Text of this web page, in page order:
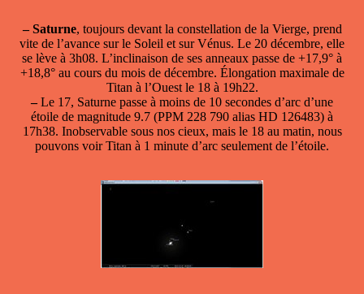
– Saturne, toujours devant la constellation de la Vierge, prend
vite de l’avance sur le Soleil et sur Vénus. Le 20 décembre, elle
se lève à 3h08. L’inclinaison de ses anneaux passe de +17,9° à
+18,8° au cours du mois de décembre. Élongation maximale de
Titan à l’Ouest le 18 à 19h22.
–Le 17, Saturne passe à moins de 10 secondes d’arc d’une
étoile de magnitude 9.7 (PPM 228 790 alias HD 126483) à
17h38. Inobservable sous nos cieux, mais le 18 au matin, nous
pouvons voir Titan à 1 minute d’arc seulement de l’étoile.